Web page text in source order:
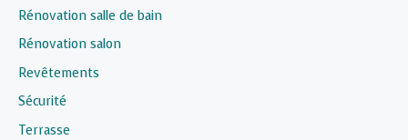
Rénovation salle de bain
Rénovation salon
Revêtements
Sécurité
Terrasse